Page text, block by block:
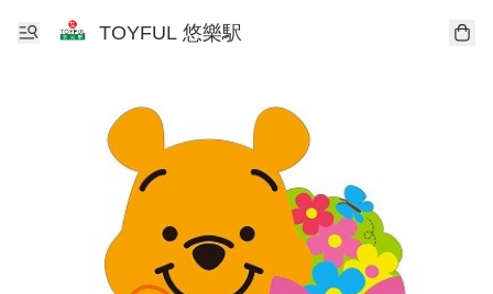
TOYFUL 悠樂駅